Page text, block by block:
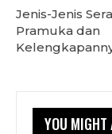
Jenis-Jenis
Pramuka dan
YOU MIGHT